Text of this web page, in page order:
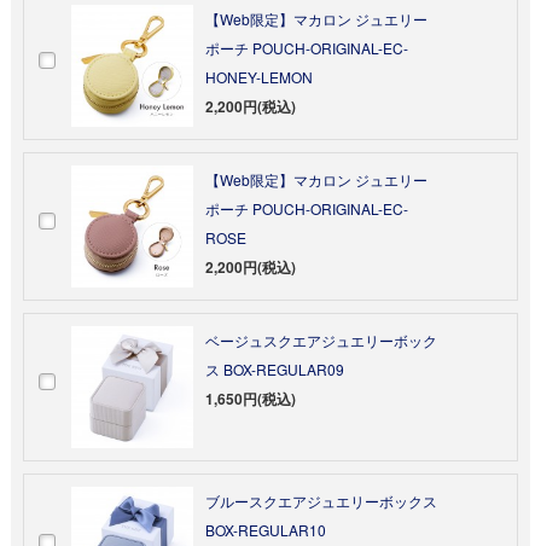
【Web限定】マカロン ジュエリー
ポーチ POUCH-ORIGINAL-EC-
HONEY-LEMON
2,200円(税込)
【Web限定】マカロン ジュエリー
ポーチ POUCH-ORIGINAL-EC-
ROSE
2,200円(税込)
ベージュスクエアジュエリーボック
ス BOX-REGULAR09
1,650円(税込)
ブルースクエアジュエリーボックス
BOX-REGULAR10